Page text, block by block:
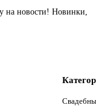
на новости! Новинки,